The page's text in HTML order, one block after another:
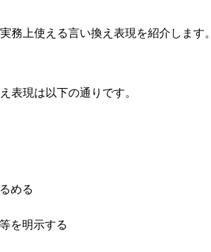
務上使える言い換え表現を紹介します。
表現は以下の通りです。
める
を明示する